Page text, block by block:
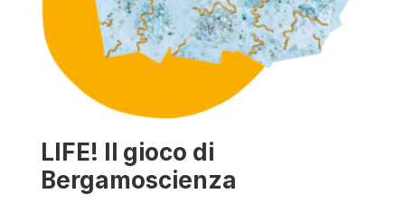
LIFE! Il gioco di
Bergamoscienza